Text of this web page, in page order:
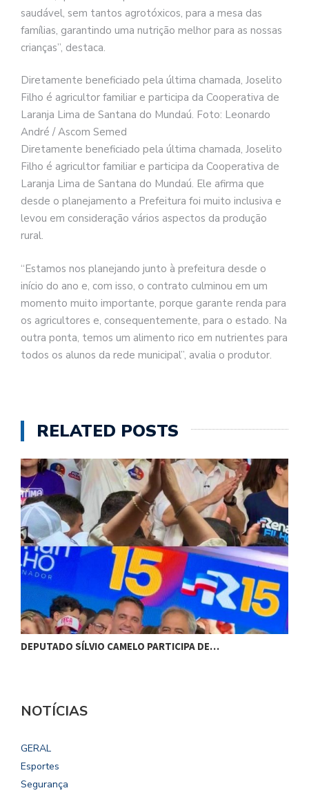
saudável, sem tantos agrotóxicos, para a mesa das
famílias, garantindo uma nutrição melhor para as nossas
crianças”, destaca.
Diretamente beneficiado pela última chamada, Joselito
Filho é agricultor familiar e participa da Cooperativa de
Laranja Lima de Santana do Mundaú. Foto: Leonardo
André / Ascom Semed
Diretamente beneficiado pela última chamada, Joselito
Filho é agricultor familiar e participa da Cooperativa de
Laranja Lima de Santana do Mundaú. Ele afirma que
desde o planejamento a Prefeitura foi muito inclusiva e
levou em consideração vários aspectos da produção
rural.
“Estamos nos planejando junto à prefeitura desde o
início do ano e, com isso, o contrato culminou em um
momento muito importante, porque garante renda para
os agricultores e, consequentemente, para o estado. Na
outra ponta, temos um alimento rico em nutrientes para
todos os alunos da rede municipal”, avalia o produtor.
RELATED POSTS
DEPUTADO SÍLVIO CAMELO PARTICIPA DE…
NOTÍCIAS
GERAL
Esportes
Segurança